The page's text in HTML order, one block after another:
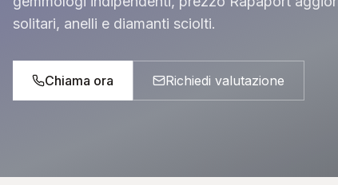
INVESTIMENTO & ASTE
INVESTIMENTO
solitari, anelli e diamanti sciolti.
Chiama ora Richiedi valutazione